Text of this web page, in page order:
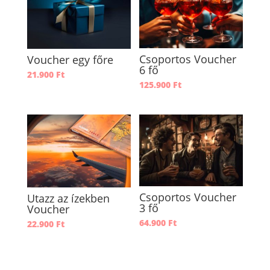
Voucher egy főre
21.900 Ft
Csoportos Voucher
6 fő
125.900 Ft
Utazz az ízekben
Voucher
22.900 Ft
Csoportos Voucher
3 fő
64.900 Ft